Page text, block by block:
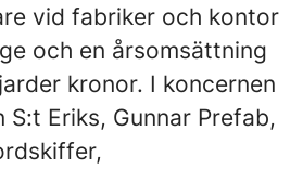
vid fabriker och kontor
och en årsomsättning
kronor. I koncernen
Eriks, Gunnar Prefab,